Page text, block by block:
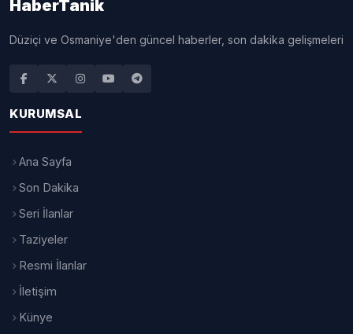
HaberTanik
Düziçi ve Osmaniye'den güncel haberler, son dakika gelişmeleri
KURUMSAL
Ana Sayfa
Son Dakika
Seri İlanlar
Taziyeler
Resmi İlanlar
İletişim
Künye